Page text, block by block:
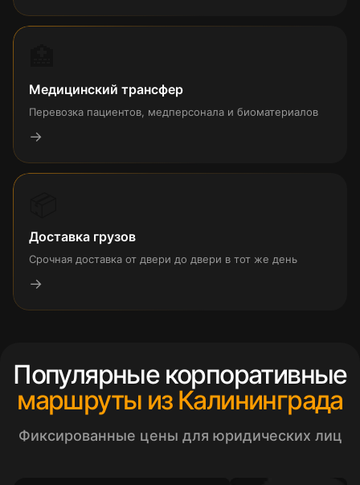
Медицинский трансфер
Перевозка пациентов, медперсонала и биоматериалов
→
Доставка грузов
Срочная доставка от двери до двери в тот же день
→
Популярные корпоративные
маршруты из Калининграда
Фиксированные цены для юридических лиц